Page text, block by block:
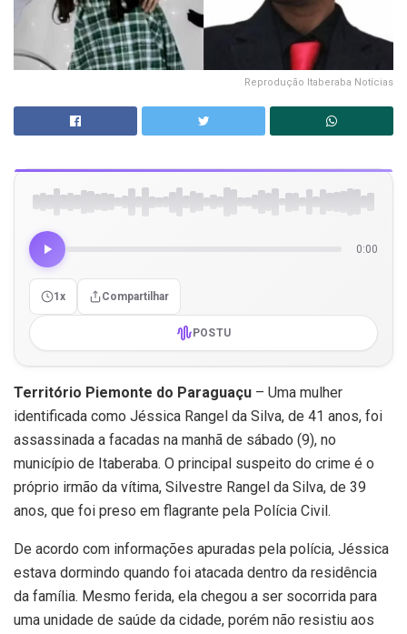
Reprodução Itaberaba Notícias
0:00
1x Compartilhar
POSTU
Território Piemonte do Paraguaçu – Uma mulher
identificada como Jéssica Rangel da Silva, de 41 anos, foi
assassinada a facadas na manhã de sábado (9), no
município de Itaberaba. O principal suspeito do crime é o
próprio irmão da vítima, Silvestre Rangel da Silva, de 39
anos, que foi preso em flagrante pela Polícia Civil.
De acordo com informações apuradas pela polícia, Jéssica
estava dormindo quando foi atacada dentro da residência
da família. Mesmo ferida, ela chegou a ser socorrida para
uma unidade de saúde da cidade, porém não resistiu aos